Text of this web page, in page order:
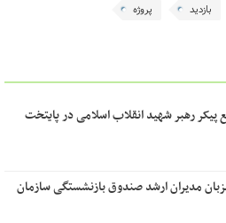
بازدید
پروژه
پیکر رهبر شهید انقلاب اسلامی در پایتخت
مدیران ارشد صندوق بازنشستگی سازمان